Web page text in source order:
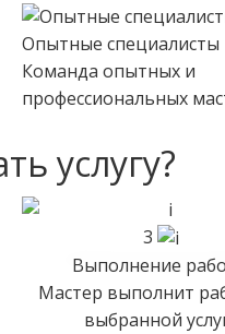
Опытные специалисты
Команда опытных и
профессиональных
услугу?
3
Выполнение
Мастер выполнит
выбранной